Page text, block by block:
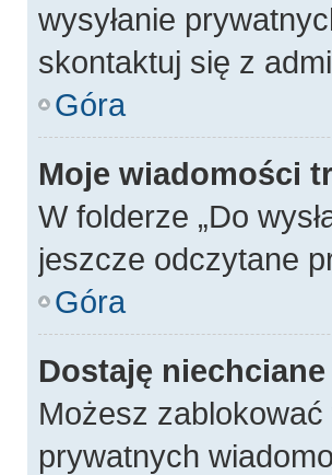
wysyłanie
skontaktuj się z
Góra
Moje wiadomości
W folderze „Do
jeszcze odczytane
Góra
Dostaję
Możesz
prywatnych